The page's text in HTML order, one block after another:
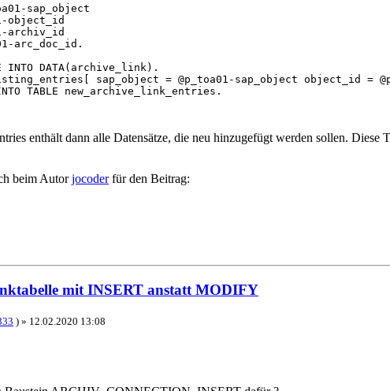
sap_object
object_id
archiv_id
arc_doc_id.
INTO DATA(archive_link).
sap_object = @p_toa01-sap_object object_id =
TABLE new_archive_link_entries.
enthält dann alle Datensätze, die neu hinzugefügt werden sollen.
beim Autorjocoderfür den Beitrag:
mit INSERT anstatt MODIFY
) » 12.02.2020 13:08